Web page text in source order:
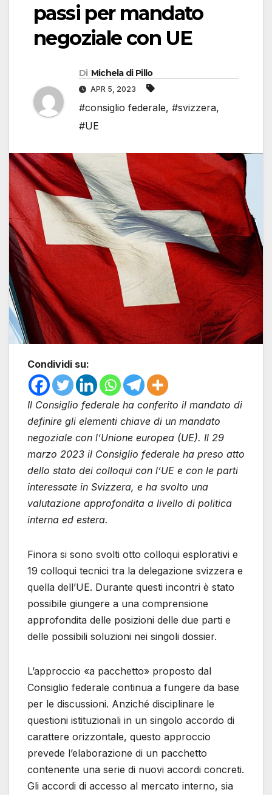
passi per mandato
negoziale con UE
Di Michela di Pillo
APR 5, 2023
#consiglio federale, #svizzera,
#UE
Condividi su:
Il Consiglio federale ha conferito il mandato di
definire gli elementi chiave di un mandato
negoziale con l’Unione europea (UE). Il 29
marzo 2023 il Consiglio federale ha preso atto
dello stato dei colloqui con l’UE e con le parti
interessate in Svizzera, e ha svolto una
valutazione approfondita a livello di politica
interna ed estera.
Finora si sono svolti otto colloqui esplorativi e
19 colloqui tecnici tra la delegazione svizzera e
quella dell’UE. Durante questi incontri è stato
possibile giungere a una comprensione
approfondita delle posizioni delle due parti e
delle possibili soluzioni nei singoli dossier.
L’approccio «a pacchetto» proposto dal
Consiglio federale continua a fungere da base
per le discussioni. Anziché disciplinare le
questioni istituzionali in un singolo accordo di
carattere orizzontale, questo approccio
prevede l’elaborazione di un pacchetto
contenente una serie di nuovi accordi concreti.
Gli accordi di accesso al mercato interno, sia